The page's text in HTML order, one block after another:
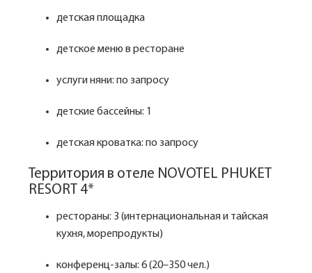
детская площадка
детское меню в ресторане
услуги няни: по запросу
детские бассейны: 1
детская кроватка: по запросу
Территория в отеле NOVOTEL PHUKET
RESORT 4*
рестораны: 3 (интернациональная и тайская
кухня, морепродукты)
конференц-залы: 6 (20–350 чел.)